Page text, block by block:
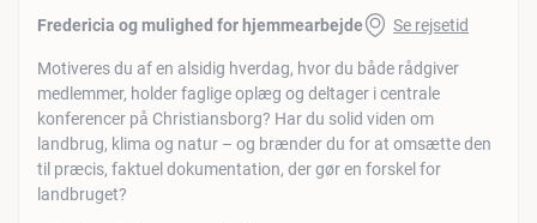
Fredericia og mulighed for hjemmearbejde Se rejsetid
Motiveres du af en alsidig hverdag, hvor du både rådgiver
medlemmer, holder faglige oplæg og deltager i centrale
konferencer på Christiansborg? Har du solid viden om
landbrug, klima og natur – og brænder du for at omsætte den
til præcis, faktuel dokumentation, der gør en forskel for
landbruget?